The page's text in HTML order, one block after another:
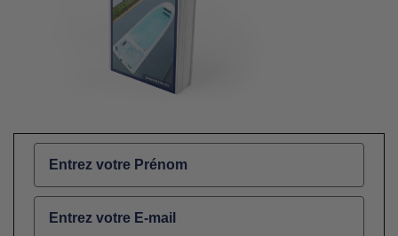
Name
Email